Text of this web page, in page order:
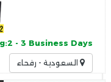
- 3 Business Days
السعودية - رفحاء